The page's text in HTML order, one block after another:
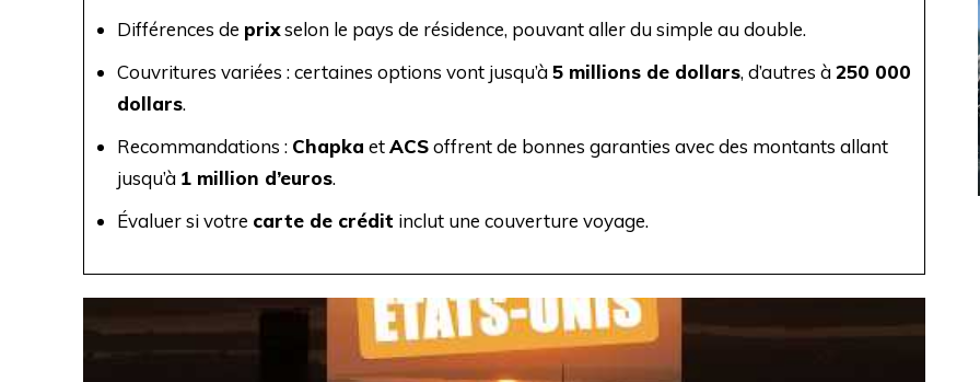
Différences de prixselon le pays de résidence, pouvant aller du simple au double.
Couvritures variées : certaines options vont jusqu’à5 millions de dollars, d’autres à250 000
dollars.
Recommandations : Chapka etACSoffrent de bonnes garanties avec des montants allant
jusqu’à 1 million d’euros.
Évaluer si votre carte de crédit inclut une couverture voyage.